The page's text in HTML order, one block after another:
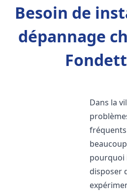
Besoin de
dépannage
Dans la
pourquoi
disposer